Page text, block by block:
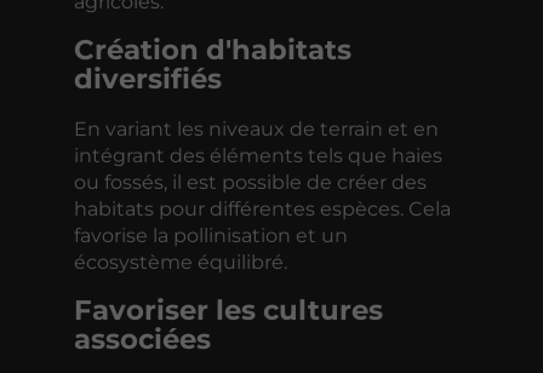
Création d'habitats
diversifiés
En variant les niveaux de terrain et en
intégrant des éléments tels que haies
ou fossés, il est possible de créer des
habitats pour différentes espèces. Cela
favorise la pollinisation et un
écosystème équilibré.
Favoriser les cultures
associées